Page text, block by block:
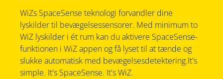
WiZs SpaceSense teknologi forvandler dine
lyskilder til bevægelsessensorer. Med minimum to
WiZ lyskilder i ét rum kan du aktivere SpaceSense-
funktionen i WiZ appen og få lyset til at tænde og
slukke automatisk med bevægelsesdetektering.It's
simple. It's SpaceSense. It's WiZ.